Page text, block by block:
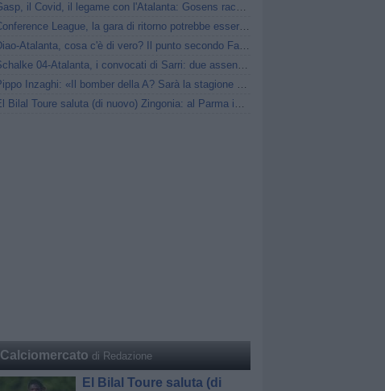
Gasp, il Covid, il legame con l'Atalanta: Gosens racconta gli anni a Bergamo
Conference League, la gara di ritorno potrebbe essere anticipata: i dettagli
Diao-Atalanta, cosa c'è di vero? Il punto secondo Fabrizio Romano
Schalke 04-Atalanta, i convocati di Sarri: due assenze di mercato
Pippo Inzaghi: «Il bomber della A? Sarà la stagione di Scamacca»
El Bilal Toure saluta (di nuovo) Zingonia: al Parma in prestito
Calciomercato di Redazione
El Bilal Toure saluta (di